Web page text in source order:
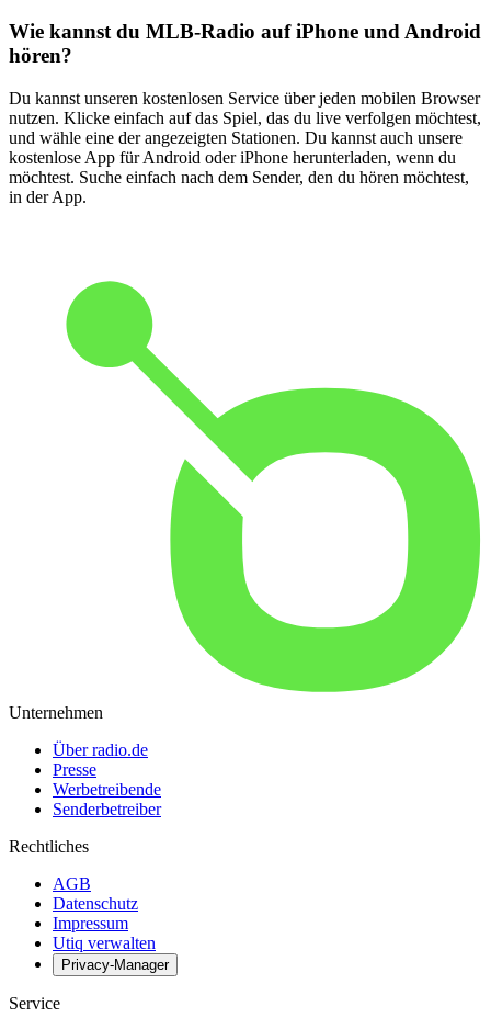
Wie kannst du MLB-Radio auf iPhone und Android
hören?
Du kannst unseren kostenlosen Service über jeden mobilen Browser
nutzen. Klicke einfach auf das Spiel, das du live verfolgen möchtest,
und wähle eine der angezeigten Stationen. Du kannst auch unsere
kostenlose App für Android oder iPhone herunterladen, wenn du
möchtest. Suche einfach nach dem Sender, den du hören möchtest,
in der App.
Unternehmen
Über radio.de
Presse
Werbetreibende
Senderbetreiber
Rechtliches
AGB
Datenschutz
Impressum
Utiq verwalten
Privacy-Manager
Service